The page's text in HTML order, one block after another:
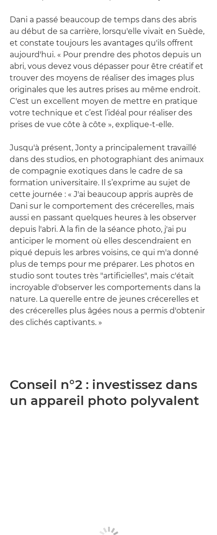
Dani a passé beaucoup de temps dans des abris
au début de sa carrière, lorsqu'elle vivait en Suède,
et constate toujours les avantages qu'ils offrent
aujourd'hui. « Pour prendre des photos depuis un
abri, vous devez vous dépasser pour être créatif et
trouver des moyens de réaliser des images plus
originales que les autres prises au même endroit.
C'est un excellent moyen de mettre en pratique
votre technique et c’est l’idéal pour réaliser des
prises de vue côte à côte », explique-t-elle.
Jusqu'à présent, Jonty a principalement travaillé
dans des studios, en photographiant des animaux
de compagnie exotiques dans le cadre de sa
formation universitaire. Il s’exprime au sujet de
cette journée : « J'ai beaucoup appris auprès de
Dani sur le comportement des crécerelles, mais
aussi en passant quelques heures à les observer
depuis l'abri. À la fin de la séance photo, j'ai pu
anticiper le moment où elles descendraient en
piqué depuis les arbres voisins, ce qui m'a donné
plus de temps pour me préparer. Les photos en
studio sont toutes très "artificielles", mais c'était
incroyable d'observer les comportements dans la
nature. La querelle entre de jeunes crécerelles et
des crécerelles plus âgées nous a permis d'obtenir
des clichés captivants. »
Conseil n°2 : investissez dans
un appareil photo polyvalent